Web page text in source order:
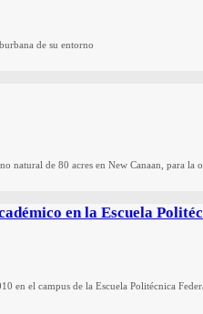
de su entorno
de 80 acres en New Canaan, para
en la Escuela
el campus de la Escuela Politécnica